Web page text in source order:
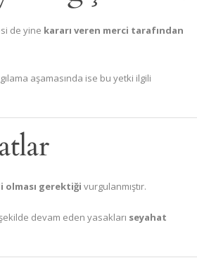
de yine kararı veren merci tarafından
aşamasında ise bu yetki ilgili
olması gerektiği vurgulanmıştır.
devam eden yasakları seyahat